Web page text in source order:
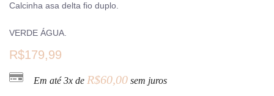
Calcinha asa delta fio duplo.
VERDE ÁGUA.
R$179,99
Em até 3x de R$60,00 sem juros